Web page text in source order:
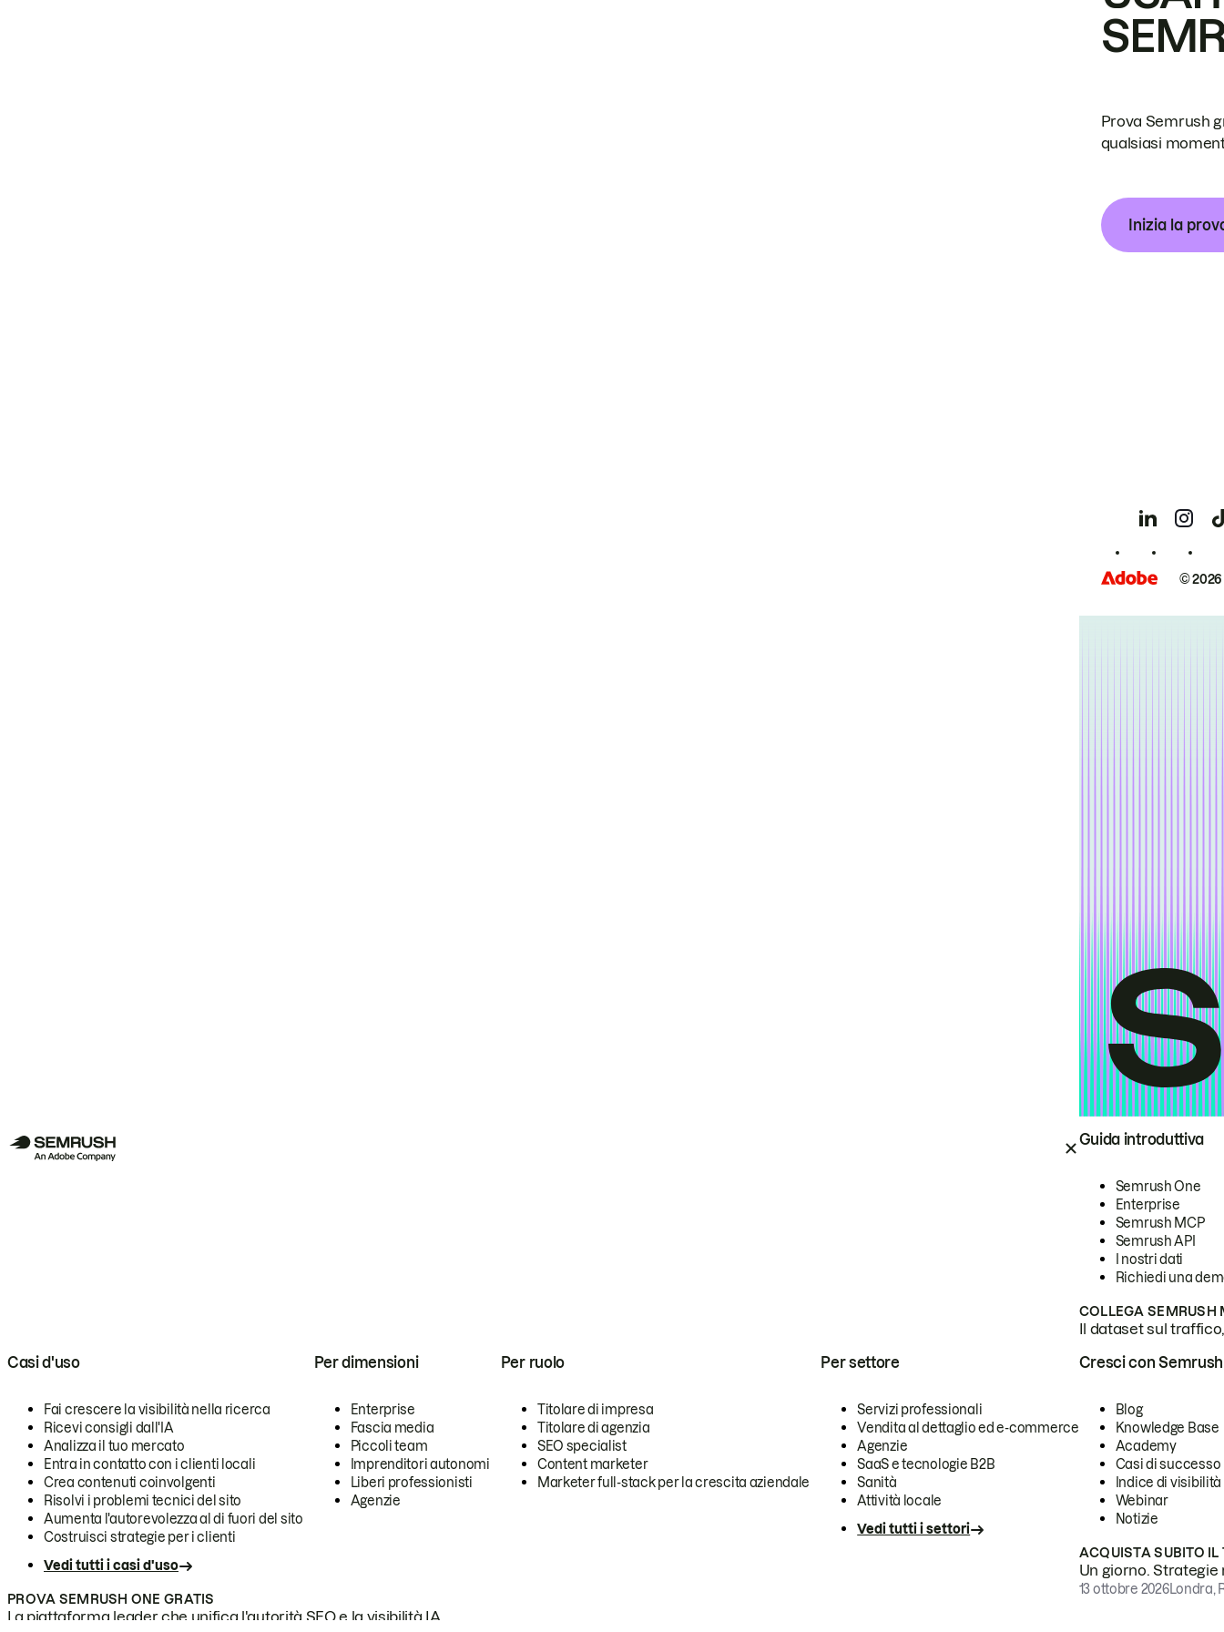
Guida introduttiva
Semrush One
Enterprise
Semrush MCP
Semrush API
I nostri dati
Richiedi una
COLLEGA SEMRUSH
Il dataset sul
Casi d'uso
Fai crescere la visibilità nella ricerca
Ricevi consigli dall'IA
Analizza il tuo mercato
Entra in contatto con i clienti locali
Crea contenuti coinvolgenti
Risolvi i problemi tecnici del sito
Aumenta l'autorevolezza al di fuori del sito
Costruisci strategie per i clienti
Vedi tutti i casi d'uso
Per dimensioni
Enterprise
Fascia media
Piccoli team
Imprenditori autonomi
Liberi professionisti
Agenzie
Per ruolo
Titolare di impresa
Titolare di agenzia
SEO specialist
Content marketer
Marketer full-stack per la crescita aziendale
Per settore
Servizi professionali
Vendita al dettaglio ed e-commerce
Agenzie
SaaS e tecnologie B2B
Sanità
Attività locale
Vedi tutti i settori
PROVA SEMRUSH ONE GRATIS
La piattaforma leader che unifica l'autorità SEO e la visibilità IA.
Cresci con Semrush
Blog
Knowledge Base
Academy
Casi di successo
Indice di visibilità
Webinar
Notizie
ACQUISTA SUBITO IL
Un giorno.
13 ottobre 2026Londra,
Prova Semrush
qualsiasi
Inizia la
©